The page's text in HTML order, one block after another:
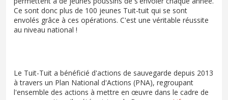
Ce sont donc plus de 100 jeunes Tuit-tuit qui se sont
envolés grâce à ces opérations. C'est une véritable réussite
au niveau national !
Le Tuit-Tuit a bénéficié d'actions de sauvegarde depuis 2013
à travers un Plan National d'Actions (PNA), regroupant
l'ensemble des actions à mettre en œuvre dans le cadre de